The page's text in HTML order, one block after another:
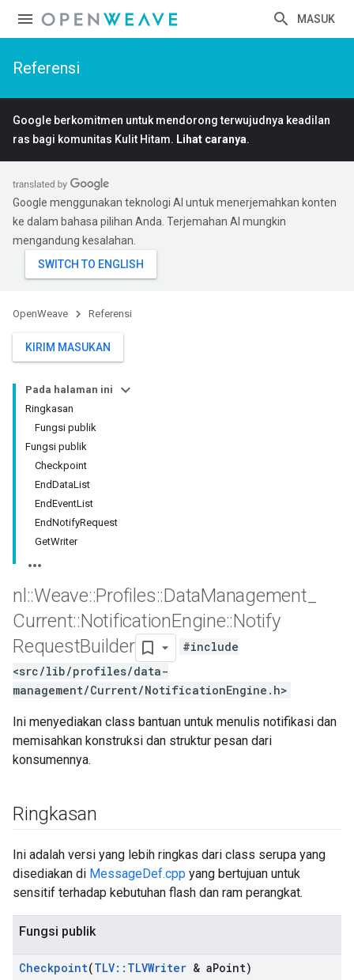
MASUK
Referensi
Google berkomitmen untuk mendorong terwujudnya keadilan
ras bagi komunitas Kulit Hitam. Lihat caranya.
Google menggunakan teknologi AI untuk menerjemahkan konten
ke dalam bahasa pilihan Anda. Terjemahan AI mungkin
mengandung kesalahan.
OpenWeave Referensi
KIRIM MASUKAN
Pada halaman ini
Ringkasan
Fungsi publik
Fungsi publik
Checkpoint
EndDataList
EndEventList
EndNotifyRequest
GetWriter
nl ::Weave::Profiles::DataManagement
Current::NotificationEngine::Notify
RequestBuilder
#include
<src/lib/profiles/data-
management/Current/NotificationEngine.h>
Ini menyediakan class bantuan untuk menulis notifikasi dan
memisahkan konstruksi dan struktur pesan dari
konsumennya.
Ringkasan
Ini adalah versi yang lebih ringkas dari class serupa yang
disediakan di MessageDef.cpp yang bertujuan untuk
sensitif terhadap kebutuhan flash dan ram perangkat.
Fungsi publik
Checkpoint(TLV:: TLVWriter & aPoint)